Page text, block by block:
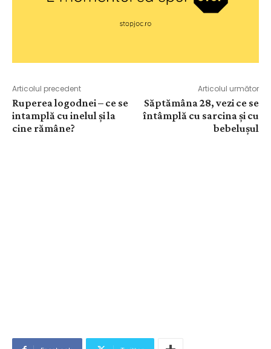
Articolul precedent
Ruperea logodnei – ce se
intamplă cu inelul și la
cine rămâne?
Articolul următor
Săptămâna 28, vezi ce se
întâmplă cu sarcina și cu
bebelușul